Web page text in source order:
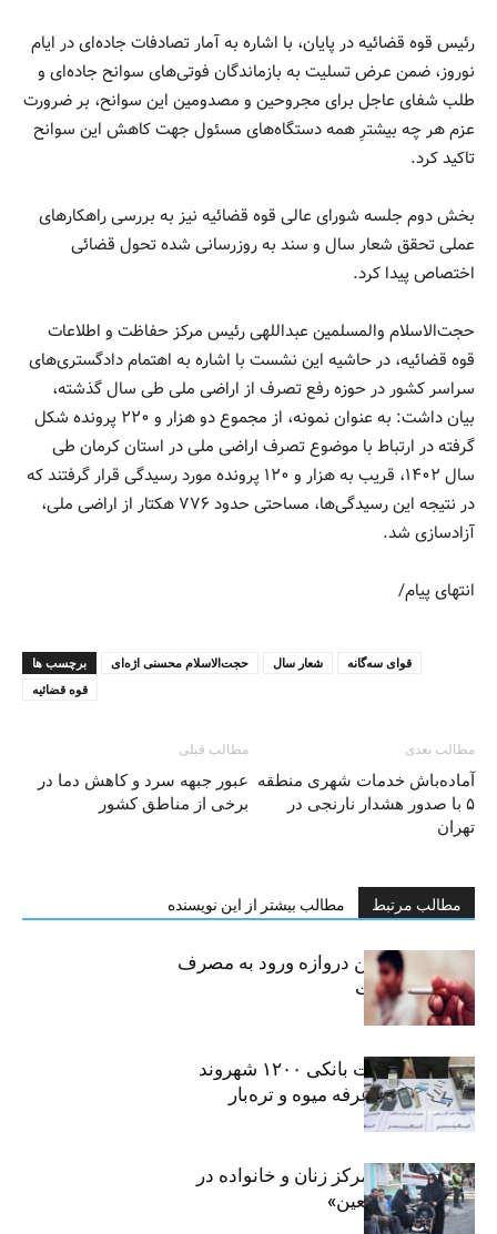
رئیس قوه قضائیه در پایان، با اشاره به آمار تصادفات جاده‌ای در ایام
نوروز، ضمن عرض تسلیت به بازماندگان فوتی‌های سوانح جاده‌ای و
طلب شفای عاجل برای مجروحین و مصدومین این سوانح، بر ضرورت
عزم هر چه بیشترِ همه دستگاه‌های مسئول جهت کاهش این سوانح
تاکید کرد.
بخش دوم جلسه شورای عالی قوه قضائیه نیز به بررسی راهکارهای
عملی تحقق شعار سال و سند به روزرسانی شده تحول قضائی
اختصاص پیدا کرد.
حجت‌الاسلام والمسلمین عبداللهی رئیس مرکز حفاظت و اطلاعات
قوه قضائیه، در حاشیه این نشست با اشاره به اهتمام دادگستری‌های
سراسر کشور در حوزه رفع تصرف از اراضی ملی طی سال گذشته،
بیان داشت: به عنوان نمونه، از مجموع دو هزار و ۲۲۰ پرونده شکل
گرفته در ارتباط با موضوع تصرف اراضی ملی در استان کرمان طی
سال ۱۴۰۲، قریب به هزار و ۱۲۰ پرونده مورد رسیدگی قرار گرفتند که
در نتیجه این رسیدگی‌ها، مساحتی حدود ۷۷۶ هکتار از اراضی ملی،
آزادسازی شد.
انتهای پیام/
برچسب ها حجت‌الاسلام محسنی اژه‌ای شعار سال
قوای سه‌گانه
قوه قضائیه
مطالب قبلی
عبور جبهه سرد و کاهش دما در
برخی از مناطق کشور
مطالب بعدی
آماده‌باش خدمات شهری منطقه
۵ با صدور هشدار نارنجی در
تهران
مطالب مرتبط مطالب بیشتر از این نویسنده
سیگار، مهمترین دروازه ورود به مصرف
موادمخدر است
افشای اطلاعات بانکی ۱۲۰۰ شهروند
تهرانی در یک غرفه میوه و تره‌بار
روایت حضور مرکز زنان و خانواده در
«جاماندگان اربعین»